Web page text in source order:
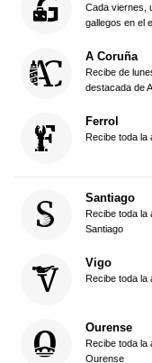
Cada viernes,
gallegos en el
A Coruña
Recibe de
destacada de
Ferrol
Recibe toda la
Santiago
Recibe toda la
Santiago
Vigo
Recibe toda la
Ourense
Recibe toda la
Ourense